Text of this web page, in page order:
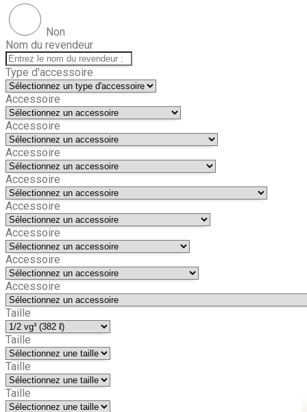
Non
Nom du revendeur
Type d'accessoire
Accessoire
Accessoire
Accessoire
Accessoire
Accessoire
Accessoire
Accessoire
Accessoire
Taille
Taille
Taille
Taille